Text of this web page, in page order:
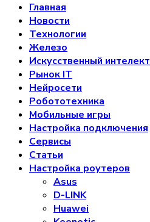
Главная
Новости
Технологии
Железо
Искусственный интелект
Рынок IT
Нейросети
Робототехника
Мобильные игры
Настройка подключения
Сервисы
Статьи
Настройка роутеров
Asus
D-LINK
Huawei